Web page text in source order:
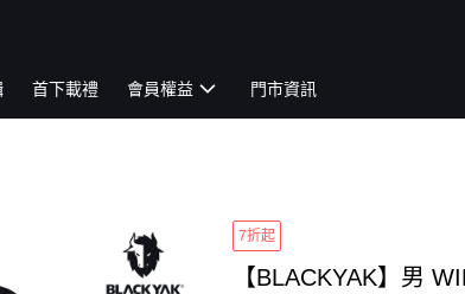
首下載禮 會員權益 門市資訊
7折起
【BLACKYAK】男